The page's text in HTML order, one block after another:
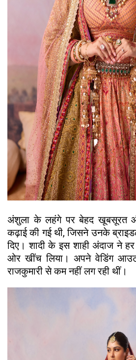
अंशुला के लहंगे पर बेहद खूबसूरत
कढ़ाई की गई थी, जिसने उनके
दिए। शादी के इस शाही अंदाज ने
ओर खींच लिया। अपने वेडिंग
राजकुमारी से कम नहीं लग रही थीं।